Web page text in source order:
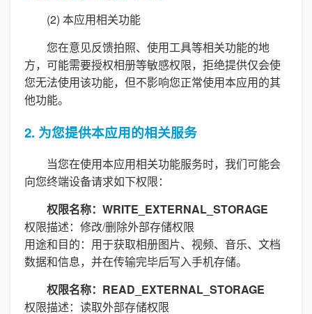
(2) 本应用相关功能
您在意见反馈拍照、使用工具等相关功能的地
方，可能需要授权相册等敏感权限，拒绝提供仅会使
您无法使用该功能，但不影响您正常使用本应用的其
他功能。
2. 为您提供本应用的相关服务
当您在使用本应用相关功能服务时，我们可能会
向您终端设备请求如下权限：
权限名称：WRITE_EXTERNAL_STORAGE
权限描述：修改/删除外部存储权限
用途和目的：用于获取相册图片、视频、音乐、文档
数据和信息，并在传输完毕后写入手机存储。
权限名称：READ_EXTERNAL_STORAGE
权限描述：读取外部存储权限